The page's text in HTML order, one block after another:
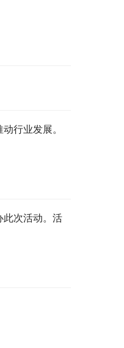
行业发展。
此次活动。活